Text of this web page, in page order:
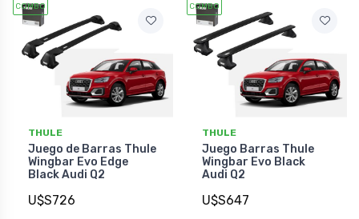
COMBO
THULE
Juego de Barras Thule
Wingbar Evo Edge
Black Audi Q2
U$S726
COMBO
THULE
Juego Barras Thule
Wingbar Evo Black
Audi Q2
U$S647